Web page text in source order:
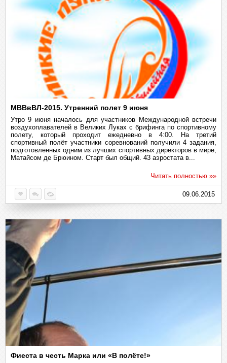
МВВвВЛ-2015. Утренний полет 9 июня
Утро 9 июня началось для участников Международной встречи
воздухоплавателей в Великих Луках с брифинга по спортивному
полету, который проходит ежедневно в 4:00. На третий
спортивный полёт участники соревнований получили 4 задания,
подготовленных одним из лучших спортивных директоров в мире,
Матайсом де Брюином. Старт был общий. 43 аэростата в...
Читать полностью »»
09.06.2015
Фиеста в честь Марка или «В полёте!»